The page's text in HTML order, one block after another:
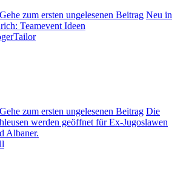
Neu in
Teamevent Ideen
Die
werden geöffnet für Ex-Jugoslawen
Albaner.